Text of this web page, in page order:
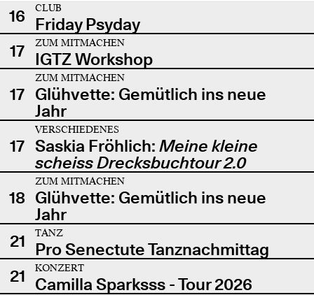
16
CLUB
Friday Psyday
17
ZUM MITMACHEN
IGTZ Workshop
17
ZUM MITMACHEN
Glühvette: Gemütlich ins neue
Jahr
17
VERSCHIEDENES
Saskia Fröhlich: Meine kleine
scheiss Drecksbuchtour 2.0
18
ZUM MITMACHEN
Glühvette: Gemütlich ins neue
Jahr
21
TANZ
Pro Senectute Tanznachmittag
21
KONZERT
Camilla Sparksss - Tour 2026